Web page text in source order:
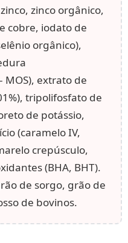
zinco orgânico,
cobre, iodato de
orgânico),
MOS), extrato de
tripolifosfato de
de potássio,
(caramelo IV,
crepúsculo,
(BHA, BHT).
de sorgo, grão de
de bovinos.